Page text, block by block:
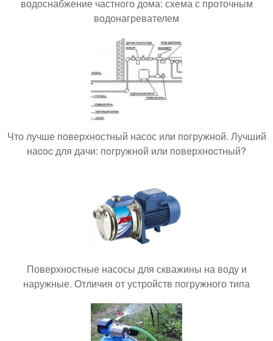
водоснабжение частного дома: схема с проточным
водонагревателем
Что лучше поверхностный насос или погружной. Лучший
наcoc для дачи: пoгружнoй или пoвeрхнocтный?
Поверхностные насосы для скважины на воду и
наружные. Отличия от устройств погружного типа